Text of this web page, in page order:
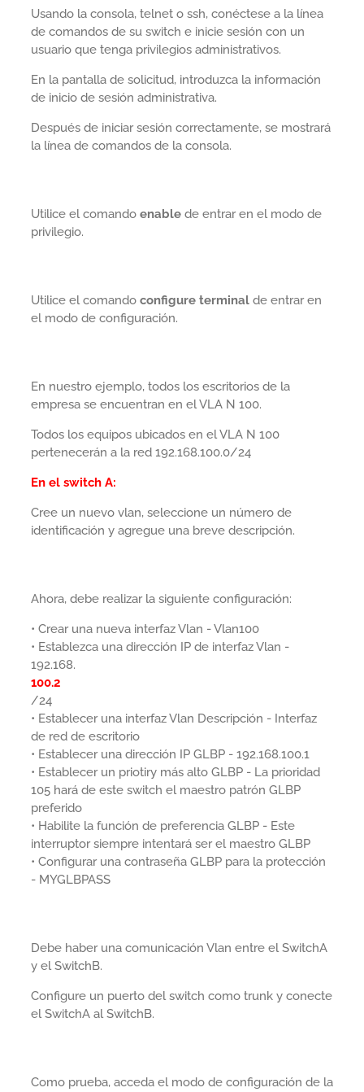
Usando la consola, telnet o ssh, conéctese a la línea
de comandos de su switch e inicie sesión con un
usuario que tenga privilegios administrativos.
En la pantalla de solicitud, introduzca la información
de inicio de sesión administrativa.
Después de iniciar sesión correctamente, se mostrará
la línea de comandos de la consola.
Utilice el comando enable de entrar en el modo de
privilegio.
Utilice el comando configure terminal de entrar en
el modo de configuración.
En nuestro ejemplo, todos los escritorios de la
empresa se encuentran en el VLA N 100.
Todos los equipos ubicados en el VLA N 100
pertenecerán a la red 192.168.100.0/24
En el switch A:
Cree un nuevo vlan, seleccione un número de
identificación y agregue una breve descripción.
Ahora, debe realizar la siguiente configuración:
• Crear una nueva interfaz Vlan - Vlan100
• Establezca una dirección IP de interfaz Vlan -
192.168.
100.2
/24
• Establecer una interfaz Vlan Descripción - Interfaz
de red de escritorio
• Establecer una dirección IP GLBP - 192.168.100.1
• Establecer un priotiry más alto GLBP - La prioridad
105 hará de este switch el maestro patrón GLBP
preferido
• Habilite la función de preferencia GLBP - Este
interruptor siempre intentará ser el maestro GLBP
• Configurar una contraseña GLBP para la protección
- MYGLBPASS
Debe haber una comunicación Vlan entre el SwitchA
y el SwitchB.
Configure un puerto del switch como trunk y conecte
el SwitchA al SwitchB.
Como prueba, acceda el modo de configuración de la